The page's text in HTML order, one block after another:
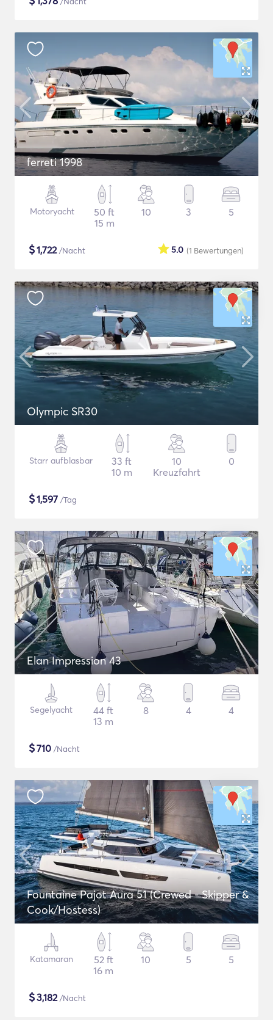
ferreti 1998
Motoryacht
50 ft
15 m
10 3 5
$1,722/Nacht (1 Bewertungen)
5.0
Olympic SR30
Starr aufblasbar
33 ft
10 m
10
Kreuzfahrt
0
$1,597 /Tag
Elan Impression 43
Segelyacht
44 ft
13 m
8 4 4
$710 /Nacht
Fountaine Pajot Aura 51 (Crewed - Skipper &
Cook/Hostess)
Katamaran
52 ft
16 m
10 5 5
$3,182/Nacht